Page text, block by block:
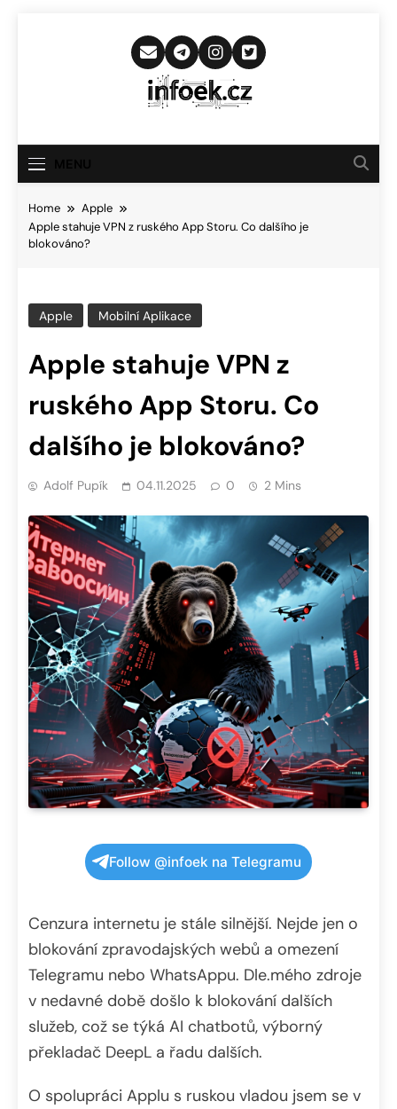
Infoek.cz
Novinkám
Home
Apple
Apple stahuje VPN z ruského App Storu. Co dalšího je
blokováno?
Apple Mobilní Aplikace
Apple stahuje VPN z
ruského App Storu. Co
dalšího je blokováno?
Adolf Pupík 04.11.2025 0 2 Mins
Follow @infoek na Telegramu
Cenzura internetu je stále silnější. Nejde jen o
blokování zpravodajských webů a omezení
Telegramu nebo WhatsAppu. Dle.mého zdroje
v nedavné době došlo k blokování dalších
služeb, což se týká AI chatbotů, výborný
překladač DeepL a řadu dalších.
O spolupráci Applu s ruskou vladou jsem se v